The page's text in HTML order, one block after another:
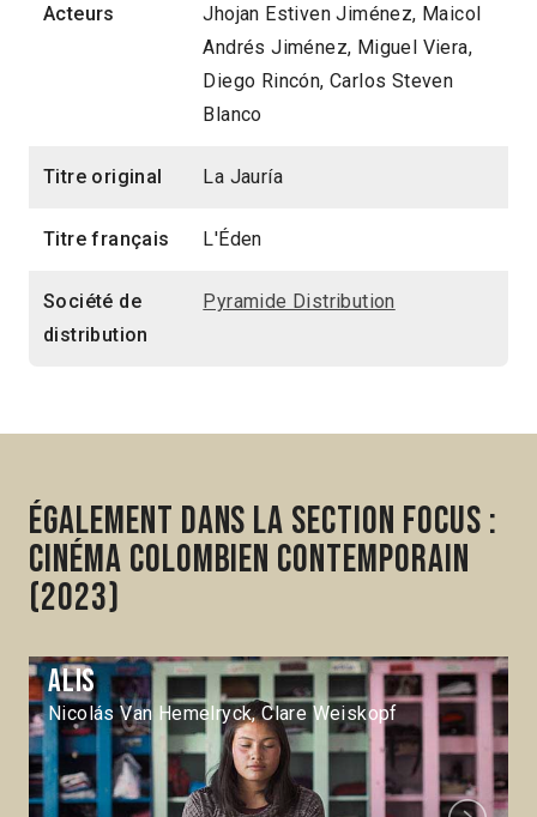
Acteurs
Jhojan Estiven Jiménez, Maicol
Andrés Jiménez, Miguel Viera,
Diego Rincón, Carlos Steven
Blanco
Titre original La Jauría
Titre français L'Éden
Société de
distribution
Pyramide Distribution
Également dans la section Focus :
Cinéma colombien contemporain
(2023)
Alis
Nicolás Van Hemelryck, Clare Weiskopf